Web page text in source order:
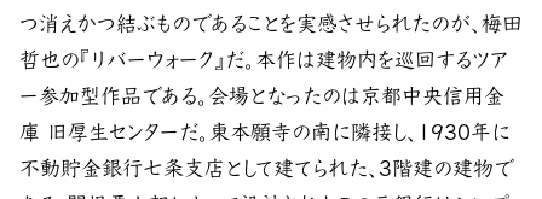
つ消えかつ結ぶものであることを実感させられたのが、梅田
哲也の『リバーウォーク』だ。本作は建物内を巡回するツア
ー参加型作品である。会場となったのは京都中央信用金
庫 旧厚生センターだ。東本願寺の南に隣接し、1930年に
不動貯金銀行七条支店として建てられた、3階建の建物で